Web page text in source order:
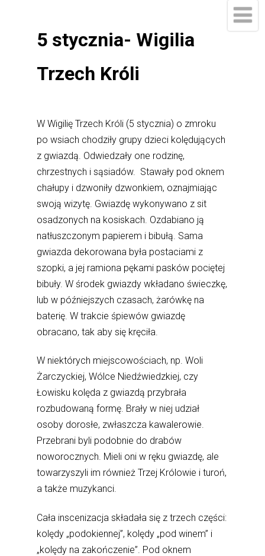
5 stycznia- Wigilia
Trzech Króli
W Wigilię Trzech Króli (5 stycznia) o zmroku
po wsiach chodziły grupy dzieci kolędujących
z gwiazdą. Odwiedzały one rodzinę,
chrzestnych i sąsiadów. Stawały pod oknem
chałupy i dzwoniły dzwonkiem, oznajmiając
swoją wizytę. Gwiazdę wykonywano z sit
osadzonych na kosiskach. Ozdabiano ją
natłuszczonym papierem i bibułą. Sama
gwiazda dekorowana była postaciami z
szopki, a jej ramiona pękami pasków pociętej
bibuły. W środek gwiazdy wkładano świeczkę,
lub w późniejszych czasach, żarówkę na
baterię. W trakcie śpiewów gwiazdę
obracano, tak aby się kręciła.
W niektórych miejscowościach, np. Woli
Żarczyckiej, Wólce Niedźwiedzkiej, czy
Łowisku kolęda z gwiazdą przybrała
rozbudowaną formę. Brały w niej udział
osoby dorosłe, zwłaszcza kawalerowie.
Przebrani byli podobnie do drabów
noworocznych. Mieli oni w ręku gwiazdę, ale
towarzyszyli im również Trzej Królowie i turoń,
a także muzykanci.
Cała inscenizacja składała się z trzech części:
kolędy „podokiennej”, kolędy „pod winem” i
„kolędy na zakończenie”. Pod oknem